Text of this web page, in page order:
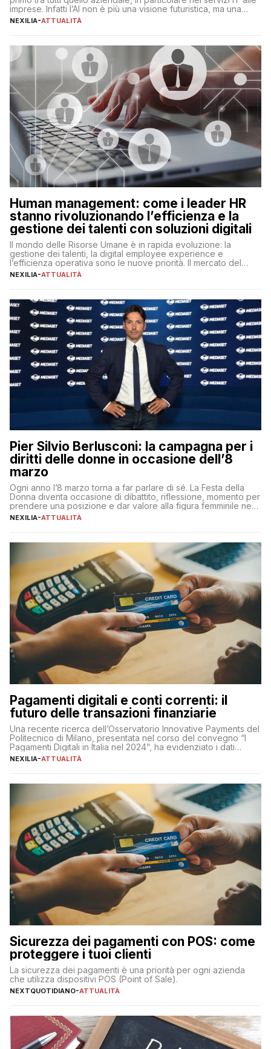
imprese. Infatti l’AI non è più una visione futuristica, ma una
realtà operativa che sta portando a un cambio significativo in
operazioni, bensì comporta […]
NEXILIA-ATTUALITÀ
Human management: come i leader HR
stanno rivoluzionando l’efficienza e la
gestione dei talenti con soluzioni digitali
Il mondo delle Risorse Umane è in rapida evoluzione: la
gestione dei talenti, la digital employee experience e
l’efficienza operativa sono le nuove priorità. Il mercato del
lavoro, d’altra parte, è sempre più competitivo con una lotta
NEXILIA-ATTUALITÀ
Pier Silvio Berlusconi: la campagna per i
diritti delle donne in occasione dell’8
marzo
Ogni anno l’8 marzo torna a far parlare di sé. La Festa della
Donna diventa occasione di dibattito, riflessione, momento per
prendere una posizione e dar valore alla figura femminile nella
sua complessità e crucialità. A lanciare un messaggio “forte e
NEXILIA-ATTUALITÀ
Pagamenti digitali e conti correnti: il
futuro delle transazioni finanziarie
Una recente ricerca dell’Osservatorio Innovative Payments del
Politecnico di Milano, presentata nel corso del convegno “I
Pagamenti Digitali in Italia nel 2024”, ha evidenziato i dati
definitivi del primo semestre 2024 relativamente alle
NEXILIA-ATTUALITÀ
Sicurezza dei pagamenti con POS: come
proteggere i tuoi clienti
La sicurezza dei pagamenti è una priorità per ogni azienda
che utilizza dispositivi POS (Point of Sale).
NEXTQUOTIDIANO-ATTUALITÀ